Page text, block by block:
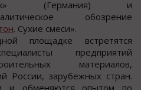
(Германия) и
обозрение
. Сухие смеси».
площадке встретятся
предприятий
материалов,
России, зарубежных стран.